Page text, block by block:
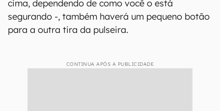
cima, dependendo de como você o está
segurando -, também haverá um pequeno botão
para a outra tira da pulseira.
CONTINUA APÓS A PUBLICIDADE